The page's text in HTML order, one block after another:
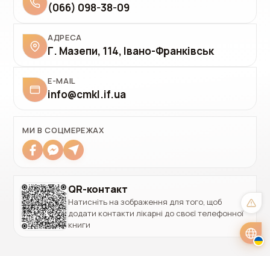
English
(066) 098-38-09
АДРЕСА
Г. Мазепи, 114, Івано-Франківськ
E-MAIL
info@cmkl.if.ua
МИ В СОЦМЕРЕЖАХ
QR-контакт
Натисніть на зображення для того, щоб
додати контакти лікарні до своєї телефонної
книги